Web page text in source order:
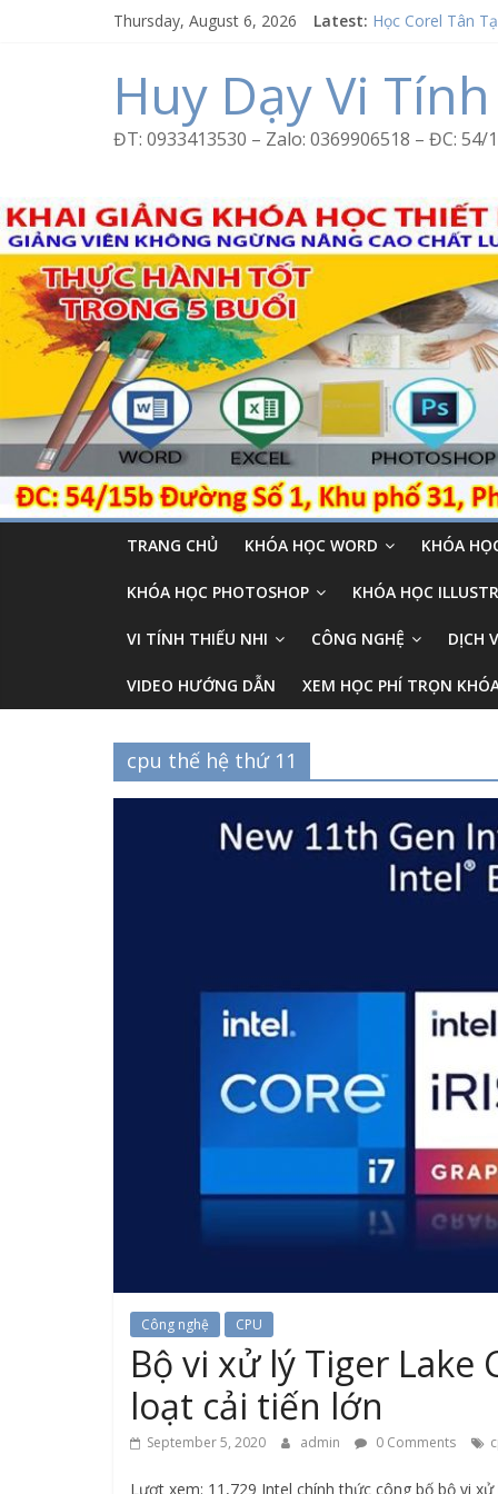
Thursday, August 6, 2026 Latest: Học Corel Tân
Excel Bình Trị
Word Bình Trị
Huy Dạy Vi Tính
ĐT: 0933413530 – Zalo: 0369906518 – ĐC:
TRANG CHỦ KHÓA HỌC WORD KHÓA
KHÓA HỌC PHOTOSHOP KHÓA HỌC
VI TÍNH THIẾU NHI CÔNG NGHỆ DỊCH
VIDEO HƯỚNG DẪN XEM HỌC PHÍ TRỌN
cpu thế hệ thứ 11
Công nghệ CPU
Bộ vi xử lý Tiger Lake
loạt cải tiến lớn
September 5, 2020 admin 0 Comments
Lượt xem: 11,729 Intel chính thức công bố bộ vi